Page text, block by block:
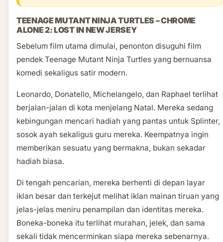
TEENAGE MUTANT NINJA TURTLES – CHROME
ALONE 2: LOST IN NEW JERSEY
Sebelum film utama dimulai, penonton disuguhi film
pendek Teenage Mutant Ninja Turtles yang bernuansa
komedi sekaligus satir modern.
Leonardo, Donatello, Michelangelo, dan Raphael terlihat
berjalan-jalan di kota menjelang Natal. Mereka sedang
kebingungan mencari hadiah yang pantas untuk Splinter,
sosok ayah sekaligus guru mereka. Keempatnya ingin
memberikan sesuatu yang bermakna, bukan sekadar
hadiah biasa.
Di tengah pencarian, mereka berhenti di depan layar
iklan besar dan terkejut melihat iklan mainan tiruan yang
jelas-jelas meniru penampilan dan identitas mereka.
Boneka-boneka itu terlihat murahan, jelek, dan sama
sekali tidak mencerminkan siapa mereka sebenarnya.